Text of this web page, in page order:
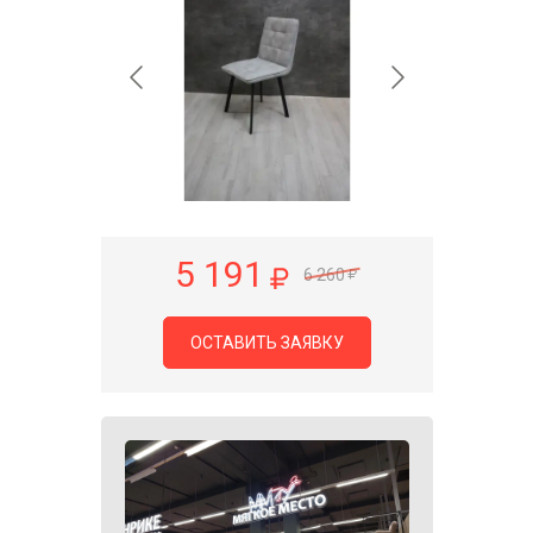
5 191 6 260
ОСТАВИТЬ ЗАЯВКУ